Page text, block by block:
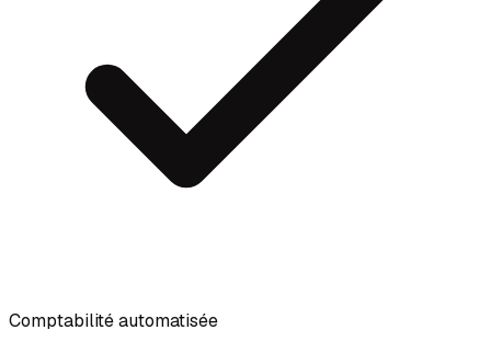
Comptabilité automatisée